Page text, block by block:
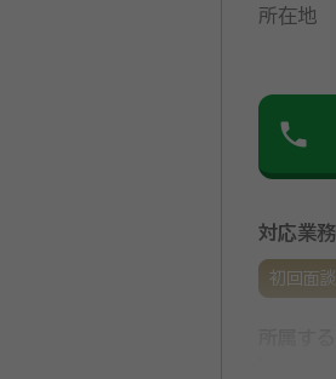
所在地
phone
対応業務
初回面